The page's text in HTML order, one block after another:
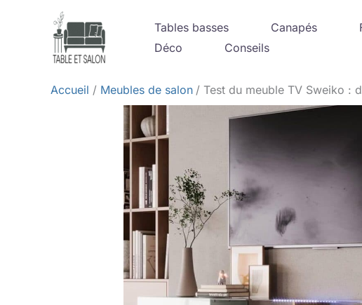
Tables basses Canapés
Déco
Conseils
Accueil Meubles de salon Test du meuble TV Sweiko :